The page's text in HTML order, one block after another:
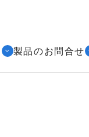
製品のお問合せ